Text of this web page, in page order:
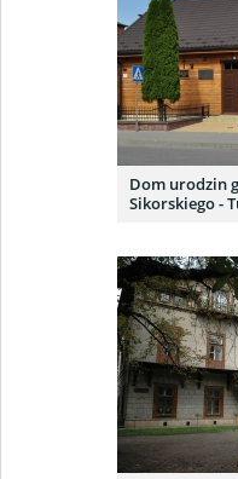
Dom urodzin
Sikorskiego -